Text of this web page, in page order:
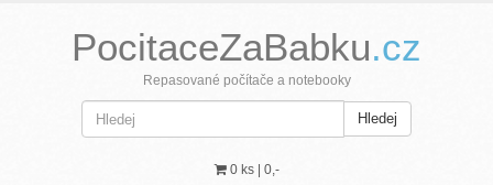
PocitaceZaBabku.cz
Repasované počítače a notebooky
Hledej
0 ks | 0,-